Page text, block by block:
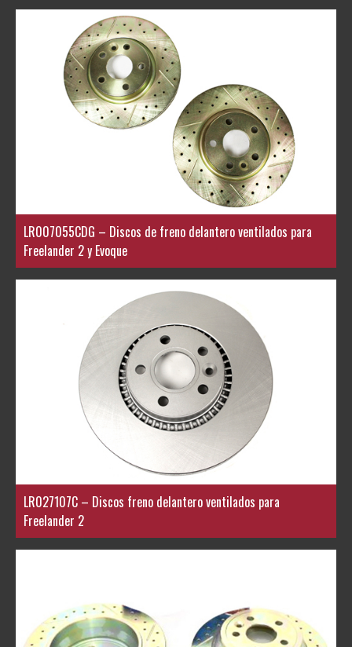
LR007055CDG – Discos de freno delantero ventilados para
Freelander 2 y Evoque
LR027107C – Discos freno delantero ventilados para
Freelander 2